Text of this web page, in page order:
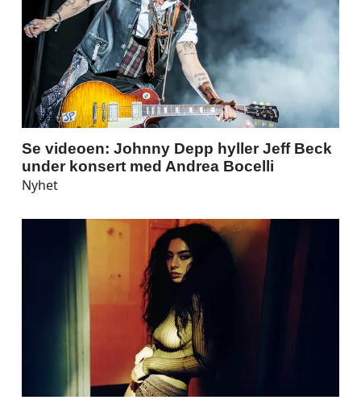
Se videoen: Johnny Depp hyller Jeff Beck
under konsert med Andrea Bocelli
Nyhet